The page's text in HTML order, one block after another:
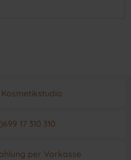
- Österreich
17 310 310
9 - 17 Uhr
per Vorkasse